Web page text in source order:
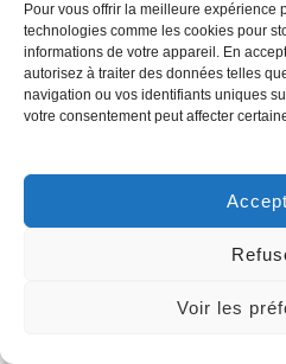
Pour vous offrir la meilleure expérience
technologies comme les cookies pour
informations de votre appareil. En
autorisez à traiter des données telles
navigation ou vos identifiants uniques
votre consentement peut affecter
Voir les
Stratégie de
durable pour
collectivités
Discutons de